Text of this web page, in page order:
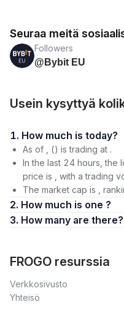
Seuraa meitä
Followers
@Bybit EU
Usein kysyttyä
1. How much is today?
As of , () is trading at .
In the last 24 hours, the
price is , with a trading
The market cap is ,
2. How much is one ?
3. How many are there?
FROGO resurssia
Verkkosivusto
Yhteisö